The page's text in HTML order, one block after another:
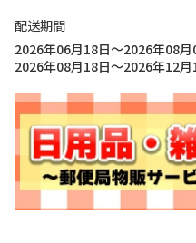
配送期間
2026年06月18日～2026年08月
2026年08月18日～2026年12月